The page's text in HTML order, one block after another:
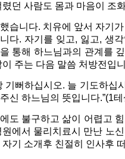
렸던 사람도 몸과 마음이 조
습니다. 치유에 앞서 자기
다. 자기를 잊고, 잃고, 생
통해 하느님과의 관계를
이 주는 다음 말씀 처방전입
기뻐하십시오. 늘 기도하십
신 하느님의 뜻입니다.”(1
도 불구하고 삶이 어렵고
원에서 물리치료시 만난 노
자기 소개후 친절히 인사후